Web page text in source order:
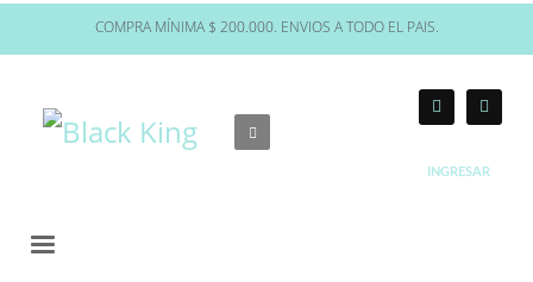
COMPRA MÍNIMA $ 200.000. ENVIOS A TODO EL PAIS.
INGRESAR